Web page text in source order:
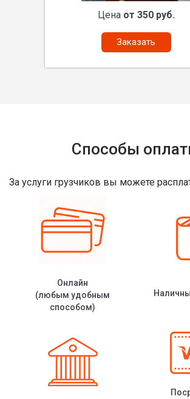
Цена от 350 руб.
Заказать
Способы
За услуги грузчиков вы можете
Онлайн
(любым удобным
способом)